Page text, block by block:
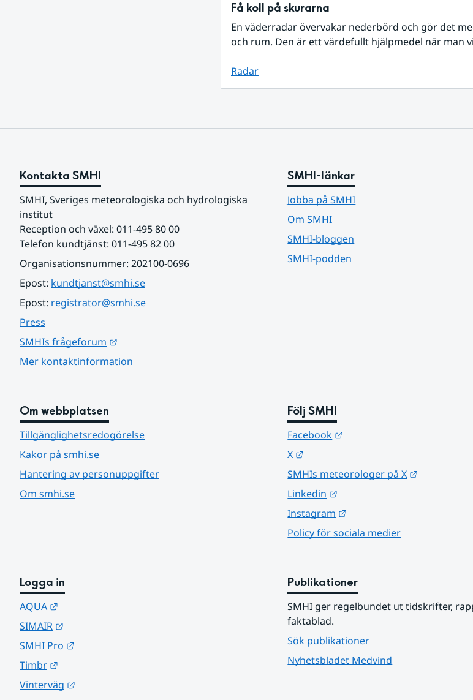
Få koll på skurarna
En väderradar övervakar nederbörd och gör det
och rum. Den är ett värdefullt hjälpmedel när man
Radar
Kontakta SMHI
SMHI, Sveriges meteorologiska och hydrologiska
institut
Reception och växel: 011-495 80 00
Telefon kundtjänst: 011-495 82 00
Organisationsnummer: 202100-0696
Epost: kundtjanst@smhi.se
Epost: registrator@smhi.se
Press
SMHIs frågeforum
Mer kontaktinformation
SMHI-länkar
Jobba på SMHI
Om SMHI
SMHI-bloggen
SMHI-podden
Om webbplatsen
Tillgänglighetsredogörelse
Kakor på smhi.se
Hantering av personuppgifter
Om smhi.se
Följ SMHI
Facebook
X
SMHIs meteorologer på X
Linkedin
Instagram
Policy för sociala medier
Logga in
AQUA
SIMAIR
SMHI Pro
Timbr
Vinterväg
Publikationer
SMHI ger regelbundet ut tidskrifter,
faktablad.
Sök publikationer
Nyhetsbladet Medvind